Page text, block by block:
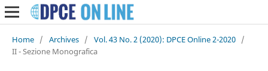
Home / Archives / Vol. 43 No. 2 (2020): DPCE Online 2-2020 /
II - Sezione Monografica